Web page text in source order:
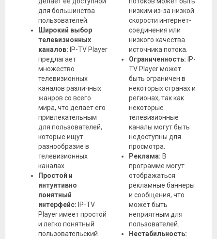
для большинства
пользователей.
Широкий выбор
телевизионных
каналов: IP-TV Player
предлагает
множество
телевизионных
каналов различных
жанров со всего
мира, что делает его
привлекательным
для пользователей,
которые ищут
разнообразие в
телевизионных
каналах.
Простой и
интуитивно
понятный
интерфейс: IP-TV
Player имеет простой
и легко понятный
пользовательский
низким из-за низкой
скорости интернет-
соединения или
низкого качества
источника потока.
Ограниченность: IP-
TV Player может
быть ограничен в
некоторых странах и
регионах, так как
некоторые
телевизионные
каналы могут быть
недоступны для
просмотра.
Реклама: В
программе могут
отображаться
рекламные баннеры
и сообщения, что
может быть
неприятным для
пользователей.
Нестабильность: